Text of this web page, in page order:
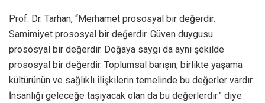
Prof. Dr. Tarhan, “Merhamet prososyal bir değerdir.
Samimiyet prososyal bir değerdir. Güven duygusu
prososyal bir değerdir. Doğaya saygı da aynı şekilde
prososyal bir değerdir. Toplumsal barışın, birlikte yaşama
kültürünün ve sağlıklı ilişkilerin temelinde bu değerler vardır.
İnsanlığı geleceğe taşıyacak olan da bu değerlerdir.” diye